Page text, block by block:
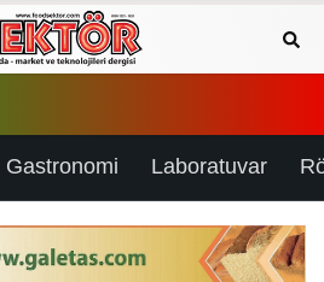
Gastronomi Laboratuvar